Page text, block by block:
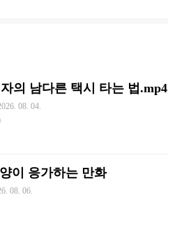
의 남다른 택시 타는 법.mp4
08. 04.
이 응가하는 만화
08. 06.